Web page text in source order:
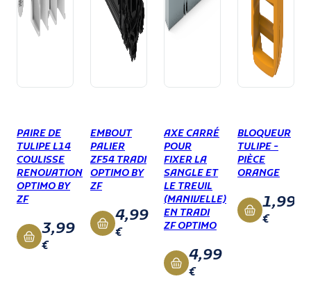
PAIRE DE
TULIPE L14
COULISSE
RENOVATION
OPTIMO BY
ZF
3,99
€
EMBOUT
PALIER
ZF54 TRADI
OPTIMO BY
ZF
4,99
€
AXE CARRÉ
POUR
FIXER LA
SANGLE ET
LE TREUIL
(MANIVELLE)
EN TRADI
ZF OPTIMO
4,99
€
BLOQUEUR
TULIPE -
PIÈCE
ORANGE
1,99
€